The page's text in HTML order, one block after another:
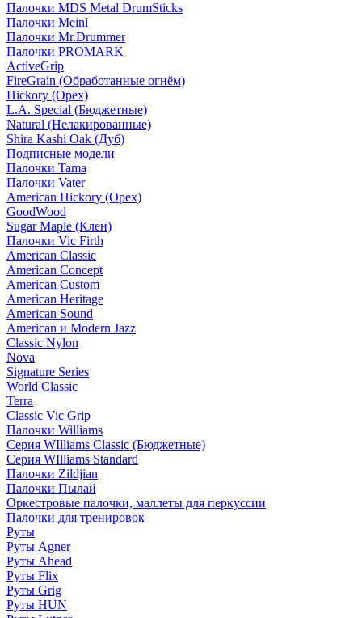
Палочки MDS Metal DrumSticks
Палочки Meinl
Палочки Mr.Drummer
Палочки PROMARK
ActiveGrip
FireGrain (Обработанные огнём)
Hickory (Орех)
L.A. Special (Бюджетные)
Natural (Нелакированные)
Shira Kashi Oak (Дуб)
Подписные модели
Палочки Tama
Палочки Vater
American Hickory (Орех)
GoodWood
Sugar Maple (Клен)
Палочки Vic Firth
American Classic
American Concept
American Custom
American Heritage
American Sound
American и Modern Jazz
Classic Nylon
Nova
Signature Series
World Classic
Terra
Classic Vic Grip
Палочки Williams
Серия WIlliams Classic (Бюджетные)
Серия WIlliams Standard
Палочки Zildjian
Палочки Пылай
Оркестровые палочки, маллеты для перкуссии
Палочки для тренировок
Руты
Руты Agner
Руты Ahead
Руты Flix
Руты Grig
Руты HUN